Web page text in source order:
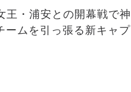
王・浦安との開幕戦で神
ームを引っ張る新キャプ